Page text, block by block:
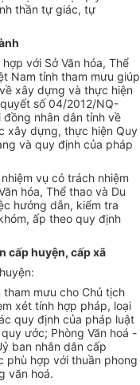
thần tự giác, tự
với Sở Văn hóa, Thể
Nam tỉnh tham mưu giúp
xây dựng và thực hiện
số 04/2012/NQ-
đồng nhân dân tỉnh về
xây dựng, thực hiện Quy
và quy định của pháp
vụ có trách nhiệm
hóa, Thể thao và Du
hướng dẫn, kiểm tra
ấp theo quy định
cấp huyện, cấp xã
mưu cho Chủ tịch
xét tính hợp pháp, loại
quy định của pháp luật
ước; Phòng Văn hoá -
ban nhân dân cấp
phù hợp với thuần phong
văn hoá.